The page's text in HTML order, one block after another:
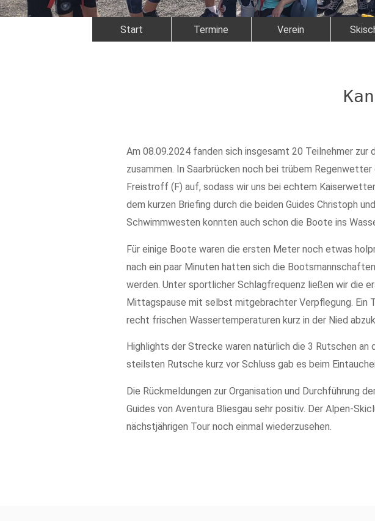
Start Termine Verein
Am 08.09.2024 fanden sich insgesamt 20 Teilnehmer zur
zusammen. In Saarbrücken noch bei trübem
Freistroff (F) auf, sodass wir uns bei echtem
dem kurzen Briefing durch die beiden Guides Christoph
Schwimmwesten konnten auch schon die Boote ins
Für einige Boote waren die ersten Meter noch etwas
nach ein paar Minuten hatten sich die
werden. Unter sportlicher Schlagfrequenz ließen wir die
Mittagspause mit selbst mitgebrachter Verpflegung. Ein
recht frischen Wassertemperaturen kurz in der Nied
Highlights der Strecke waren natürlich die 3 Rutschen
steilsten Rutsche kurz vor Schluss gab es beim
Die Rückmeldungen zur Organisation und Durchführung
Guides von Aventura Bliesgau sehr positiv. Der Alpen-
nächstjährigen Tour noch einmal wiederzusehen.